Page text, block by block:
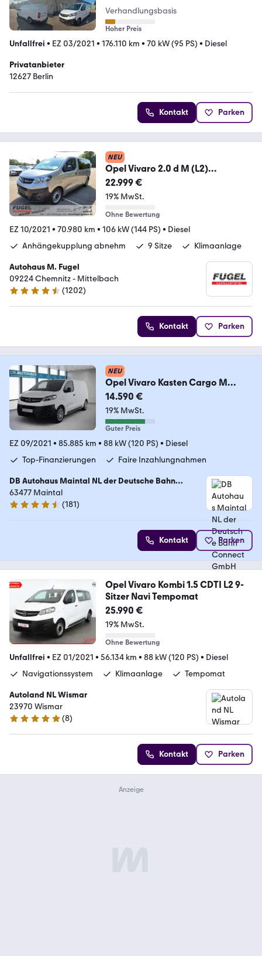
Verhandlungsbasis
Hoher Preis
Unfallfrei • EZ 03/2021 • 176.110 km • 70 kW (95 PS) • Diesel
Privatanbieter
12627 Berlin
Kontakt Parken
NEU
Opel Vivaro 2.0 d M (L2)
9Sitze|AHK|PDC|IntelliLink
22.999 €
19% MwSt.
Ohne Bewertung
EZ 10/2021 • 70.980 km • 106 kW (144 PS) • Diesel
Anhängekupplung abnehm
9 Sitze Klimaanlage
Autohaus M. Fugel
09224 Chemnitz - Mittelbach
4.6 Sterne
(1202)
Kontakt Parken
NEU
Opel Vivaro Kasten Cargo M
Edition 1.5 Diesel Sortimo
14.590 €
19% MwSt.
Guter Preis
EZ 09/2021 • 85.885 km • 88 kW (120 PS) • Diesel
Top-Finanzierungen
Faire Inzahlungnahmen
DB Autohaus Maintal NL der Deutsche Bahn
Connect GmbH
63477 Maintal
4.4 Sterne
(181)
Kontakt Parken
Opel Vivaro Kombi 1.5 CDTI L2 9-
Sitzer Navi Tempomat
25.990 €
19% MwSt.
Ohne Bewertung
Unfallfrei • EZ 01/2021 • 56.134 km • 88 kW (120 PS) • Diesel
Navigationssystem
Klimaanlage Tempomat
Autoland NL Wismar
23970 Wismar
5 Sterne
(8)
Kontakt Parken